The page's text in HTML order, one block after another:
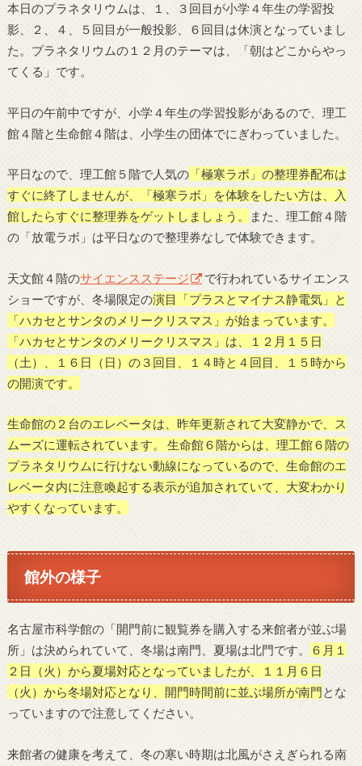
本日のプラネタリウムは、１、３回目が小学４年生の学習投
影、２、４、５回目が一般投影、６回目は休演となっていまし
た。プラネタリウムの１２月のテーマは、「朝はどこからやっ
てくる」です。
平日の午前中ですが、小学４年生の学習投影があるので、理工
館４階と生命館４階は、小学生の団体でにぎわっていました。
平日なので、理工館５階で人気の「極寒ラボ」の整理券配布は
すぐに終了しませんが、「極寒ラボ」を体験をしたい方は、入
館したらすぐに整理券をゲットしましょう。
また、理工館４階
の「放電ラボ」は平日なので整理券なしで体験できます。
天文館４階のサイエンスステージ
で行われているサイエンス
ショーですが、冬場限定の演目「プラスとマイナス静電気」と
「ハカセとサンタのメリークリスマス」が始まっています。
「ハカセとサンタのメリークリスマス」は、１２月１５日
（土）、１６日（日）の３回目、１４時と４回目、１５時から
の開演です。
生命館の２台のエレベータは、昨年更新されて大変静かで、ス
ムーズに運転されています。 生命館６階からは、理工館６階の
プラネタリウムに行けない動線になっているので、生命館のエ
レベータ内に注意喚起する表示が追加されていて、大変わかり
やすくなっています。
館外の様子
名古屋市科学館の「開門前に観覧券を購入する来館者が並ぶ場
所」は決められていて、冬場は南門、夏場は北門です。
６月１
２日（火）から夏場対応となっていましたが、１１月６日
（火）から冬場対応となり、開門時間前に並ぶ場所が南門とな
っていますので注意してください。
来館者の健康を考えて、冬の寒い時期は北風がさえぎられる南